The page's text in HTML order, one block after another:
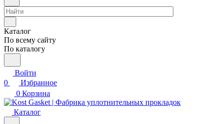
Каталог
По всему сайту
По каталогу
Войти
0
Избранное
0 Корзина
Каталог